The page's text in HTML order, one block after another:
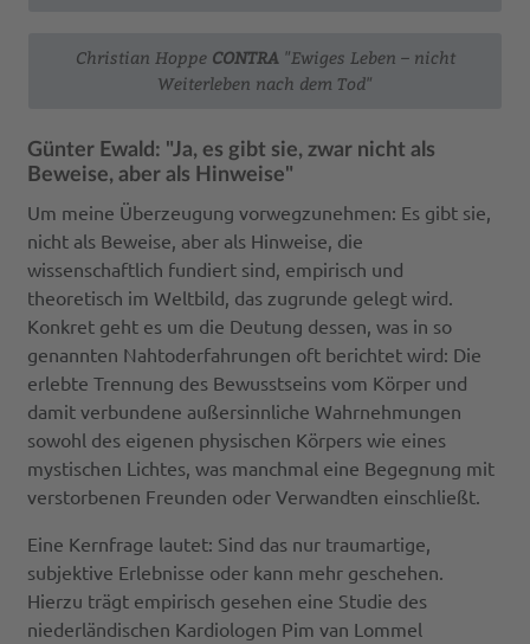
Christian Hoppe CONTRA"Ewiges Leben – nicht
Weiterleben nach dem Tod"
Günter Ewald: "Ja, es gibt sie, zwar nicht als
Beweise, aber als Hinweise"
Um meine Überzeugung vorwegzunehmen: Es gibt sie,
nicht als Beweise, aber als Hinweise, die
wissenschaftlich fundiert sind, empirisch und
theoretisch im Weltbild, das zugrunde gelegt wird.
Konkret geht es um die Deutung dessen, was in so
genannten Nahtoderfahrungen oft berichtet wird: Die
erlebte Trennung des Bewusstseins vom Körper und
damit verbundene außersinnliche Wahrnehmungen
sowohl des eigenen physischen Körpers wie eines
mystischen Lichtes, was manchmal eine Begegnung mit
verstorbenen Freunden oder Verwandten einschließt.
Eine Kernfrage lautet: Sind das nur traumartige,
subjektive Erlebnisse oder kann mehr geschehen.
Hierzu trägt empirisch gesehen eine Studie des
niederländischen Kardiologen Pim van Lommel